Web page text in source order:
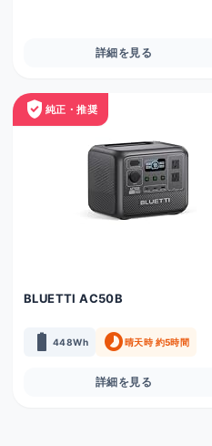
詳細を見る
verified_user 純正・推奨
BLUETTI AC50B
battery_full 448Wh timelapse晴天時 約5時間
詳細を見る